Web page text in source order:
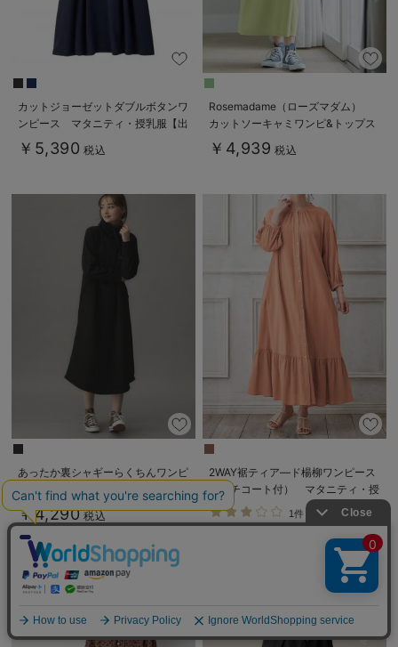
カットジョーゼットダブルボタンワ
ンピース マタニティ・授乳服【出
産後も長く使える】fairy（フェアリ
ー）
￥5,390 税込
Rosemadame（ローズマダム）
カットソーキャミワンピ&トップス
セット マタニティ・産後授乳服
【出産後も長く使える】
￥4,939 税込
あったか裏シャギーらくちんワンピ
ース fairy（フェアリー）マタニテ
ィ・産後 【出産後も長く使える】
￥4,290税込
2WAY裾ティア―ド楊柳ワンピース
（ペチコート付） マタニティ・授
乳服【出産後も長く使える】
1件